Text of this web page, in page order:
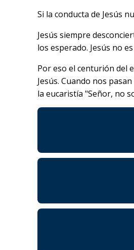
Si la conducta de Jesús
Jesús siempre
los esperado. Jesús no
Por eso el centurión del
Jesús. Cuando nos
la eucaristía "Señor, no